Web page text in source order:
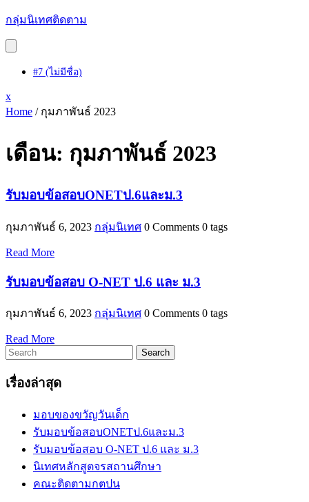
Skip
to
content
กลุ่มนิเทศติดตาม
#7 (ไม่มีชื่อ)
xClose
Menu
Home / กุมภาพันธ์ 2023
เดือน: กุมภาพันธ์ 2023
รับมอบข้อสอบONETป.6และม.3
กุมภาพันธ์ 6, 2023 กลุ่มนิเทศ 0 Comments 0 tags
Read More
รับมอบข้อสอบ O-NET ป.6 และ ม.3
กุมภาพันธ์ 6, 2023 กลุ่มนิเทศ 0 Comments 0 tags
Read More
Search
เรื่องล่าสุด
มอบของขวัญวันเด็ก
รับมอบข้อสอบONETป.6และม.3
รับมอบข้อสอบ O-NET ป.6 และ ม.3
นิเทศหลักสูตจรสถานศึกษา
คณะติดตามกตปน